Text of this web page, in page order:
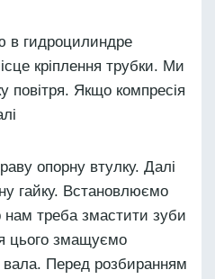
в гидроцилиндре
кріплення трубки. Ми
повітря. Якщо компресія
опорну втулку. Далі
гайку. Встановлюємо
нам треба змастити зуби
цього змащуємо
вала. Перед розбиранням